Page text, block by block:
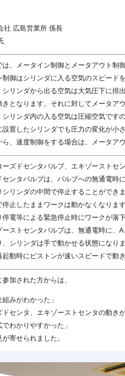
社 広島営業所 係長
、メータイン制御とメータアウト制
制御はシリンダに入る空気のスピード
シリンダから出る空気は大気圧下に排
きとなります。それに対してメータア
シリンダ内の入る空気は圧縮空気です
設置したシリンダでも圧力の変化が小
ら、速度制御をする場合は、メータア
ーズドセンタバルブ、エキゾーストセ
センタバルブは、バルブへの無通電時
シリンダの中間で停止することができ
停止したままワークは動かなくなります
停電等による緊急停止時にワークが落
ーストセンタバルブは、無通電時に、
、シリンダは手で動かせる状態になり
起動時にピストンが速いスピードで動
加された方からは、
組みがわかった」
ドセンタ、エキゾーストセンタの動き
でわかりやすかった」
寄せられました。